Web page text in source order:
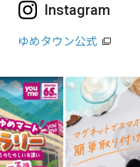
Instagram
ゆめタウン公式